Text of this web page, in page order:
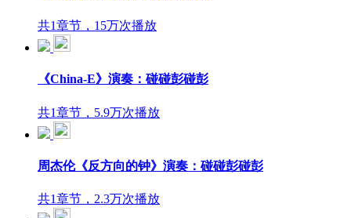
共1章节，15万次播放
《China-E》演奏：碰碰彭碰彭
共1章节，5.9万次播放
周杰伦《反方向的钟》演奏：碰碰彭碰彭
共1章节，2.3万次播放